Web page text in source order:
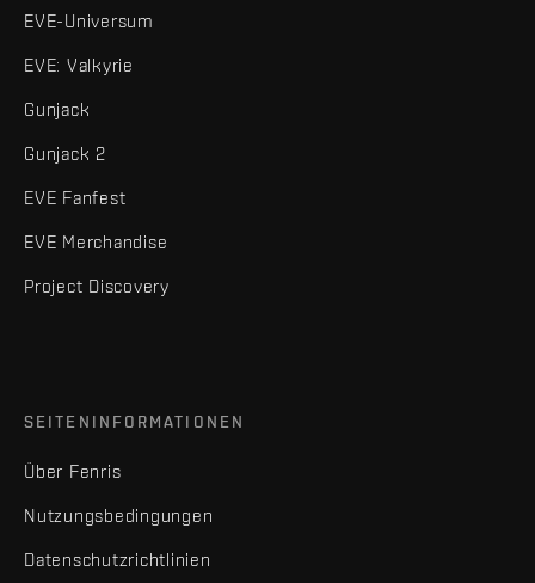
EVE-Universum
EVE: Valkyrie
Gunjack
Gunjack 2
EVE Fanfest
EVE Merchandise
Project Discovery
SEITENINFORMATIONEN
Über Fenris
Nutzungsbedingungen
Datenschutzrichtlinien